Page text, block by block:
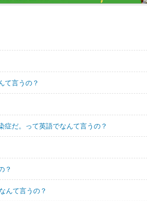
て言うの？
症だ。って英語でなんて言うの？
？
んて言うの？